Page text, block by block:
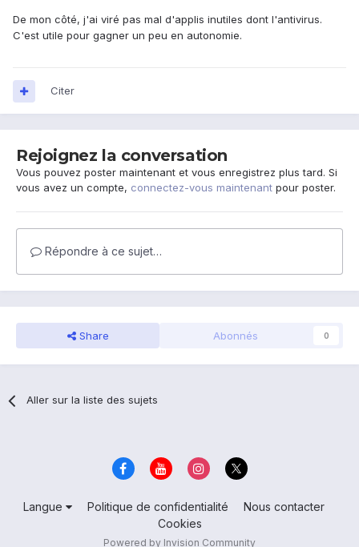
De mon côté, j'ai viré pas mal d'applis inutiles dont l'antivirus.
C'est utile pour gagner un peu en autonomie.
Citer
Rejoignez la conversation
Vous pouvez poster maintenant et vous enregistrez plus tard. Si
vous avez un compte, connectez-vous maintenant pour poster.
Répondre à ce sujet…
Share Abonnés 0
Aller sur la liste des sujets
Langue Politique de confidentialité
Nous contacter
Cookies
Powered by Invision Community